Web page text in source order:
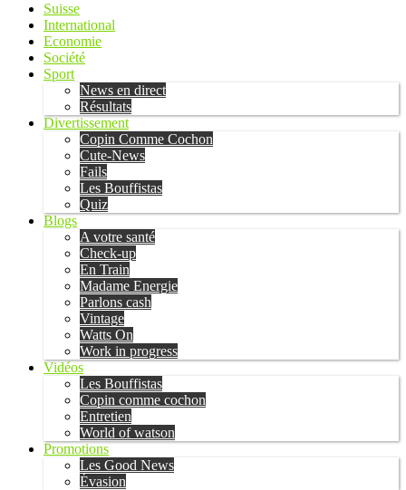
Suisse
International
Economie
Société
Sport
News en direct
Résultats
Divertissement
Copin Comme Cochon
Cute-News
Fails
Les Bouffistas
Quiz
Blogs
A votre santé
Check-up
En Train
Madame Energie
Parlons cash
Vintage
Watts On
Work in progress
Vidéos
Les Bouffistas
Copin comme cochon
Entretien
World of watson
Promotions
Les Good News
Évasion